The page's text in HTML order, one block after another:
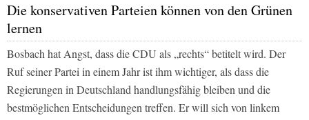
Die konservativen Parteien können von den Grünen
lernen
Bosbach hat Angst, dass die CDU als „rechts“ betitelt wird. Der
Ruf seiner Partei in einem Jahr ist ihm wichtiger, als dass die
Regierungen in Deutschland handlungsfähig bleiben und die
bestmöglichen Entscheidungen treffen. Er will sich von linkem